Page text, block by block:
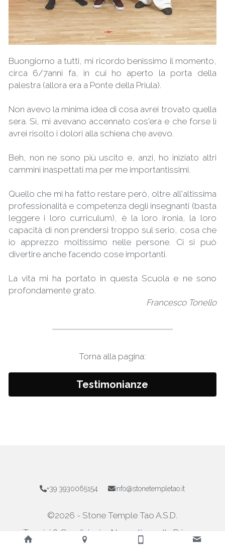
Buongiorno a tutti, mi ricordo benissimo il momento,
circa 6/7anni fa, in cui ho aperto la porta della
palestra (allora era a Ponte della Priula).
Non avevo la minima idea di cosa avrei trovato quella
sera. Sì, mi avevano accennato cos'era e che forse lì
avrei risolto i dolori alla schiena che avevo.
Beh, non ne sono più uscito e, anzi, ho iniziato altri
cammini inaspettati ma per me importantissimi.
Quello che mi ha fatto restare però, oltre all'altissima
professionalità e competenza degli insegnanti (basta
leggere i loro curriculum), è la loro ironia, la loro
capacità di non prendersi troppo sul serio, cosa che
io apprezzo moltissimo nelle persone. Ci si può
divertire anche facendo cose importanti.
La vita mi ha portato in questa Scuola e ne sono
profondamente grato.
Francesco Tonello
Torna alla pagina:
Testimonianze
+39 3930065154 info@stonetempletao.it
©2026 - Stone Temple Tao A.S.D.
Termini & Condizioni
Normativa sulla Privacy